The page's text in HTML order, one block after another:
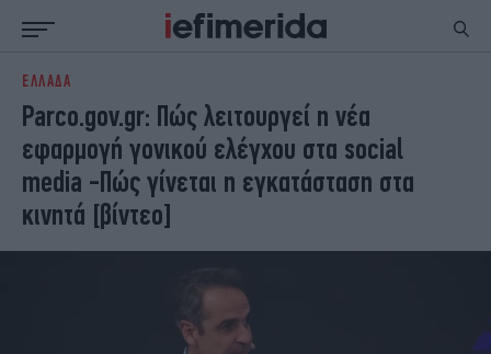
ΕΙΔΗΣΕΙΣ
NON PAPER
ΕΛΛΑΔΑ
ΟΙΚΟΝΟΜΙΑ
ΚΟΣΜΟΣ
ΠΟΛΙΤΙΣΜΟΣ
ΠΑΝΕΛΛΗΝΙΕΣ
ΖΩΗ
ΓΥΝΑΙΚΑ
ENGLISH EDITION
ΕΛΛΑΔΑ
Parco.gov.gr: Πώς λειτουργεί η νέα
εφαρμογή γονικού ελέγχου στα social
media -Πώς γίνεται η εγκατάσταση στα
κινητά [βίντεο]